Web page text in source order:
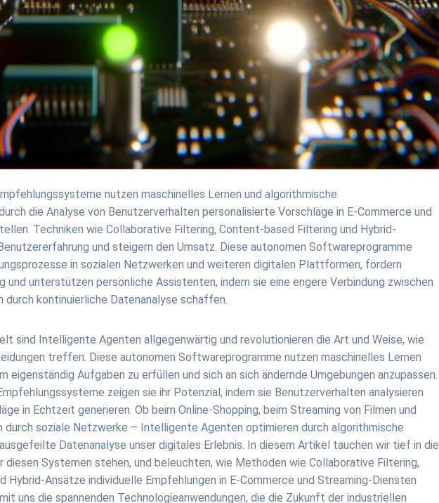
nutzen maschinelles Lernen und algorithmische
die Analyse von Benutzerverhalten personalisierte Vorschläge in E-Commerce und
Techniken wie Collaborative Filtering, Content-based Filtering und Hybrid-
und steigern den Umsatz. Diese autonomen Softwareprogramme
in sozialen Netzwerken und weiteren digitalen Plattformen, fördern
und unterstützen persönliche Assistenten, indem sie eine engere Verbindung zwischen
durch kontinuierliche Datenanalyse schaffen.
sind Intelligente Agenten allgegenwärtig und revolutionieren die Art und Weise, wie
treffen. Diese autonomen Softwareprogramme nutzen maschinelles Lernen
eigenständig Aufgaben zu erfüllen und sich an sich ändernde Umgebungen anzupassen.
zeigen sie ihr Potenzial, indem sie Benutzerverhalten analysieren
in Echtzeit generieren. Ob beim Online-Shopping, beim Streaming von Filmen und
durch soziale Netzwerke – Intelligente Agenten optimieren durch algorithmische
Datenanalyse unser digitales Erlebnis. In diesem Artikel tauchen wir tief in die
diesen Systemen stehen, und beleuchten, wie Methoden wie Collaborative Filtering,
Hybrid-Ansätze individuelle Empfehlungen in E-Commerce und Streaming-Diensten
uns die spannenden Technologieanwendungen, die die Zukunft der industriellen